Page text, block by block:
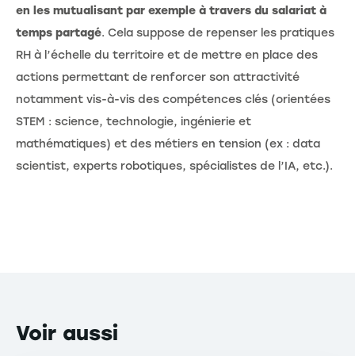
en les mutualisant par exemple à travers du salariat à
temps partagé. Cela suppose de repenser les pratiques
RH à l’échelle du territoire et de mettre en place des
actions permettant de renforcer son attractivité
notamment vis-à-vis des compétences clés (orientées
STEM : science, technologie, ingénierie et
mathématiques) et des métiers en tension (ex : data
scientist, experts robotiques, spécialistes de l’IA, etc.).
Voir aussi